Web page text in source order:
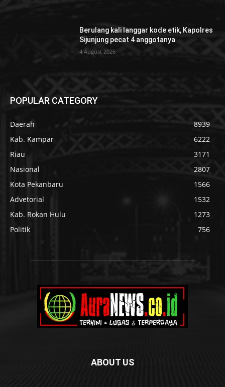
Berulang kali langgar kode etik, Kapolres
Sijunjung pecat 4 anggotanya
4 August 2026
POPULAR CATEGORY
Daerah
8939
Kab. Kampar
6222
Riau
3171
Nasional
2807
Kota Pekanbaru
1566
Advetorial
1532
Kab. Rokan Hulu
1273
Politik
756
ABOUT US